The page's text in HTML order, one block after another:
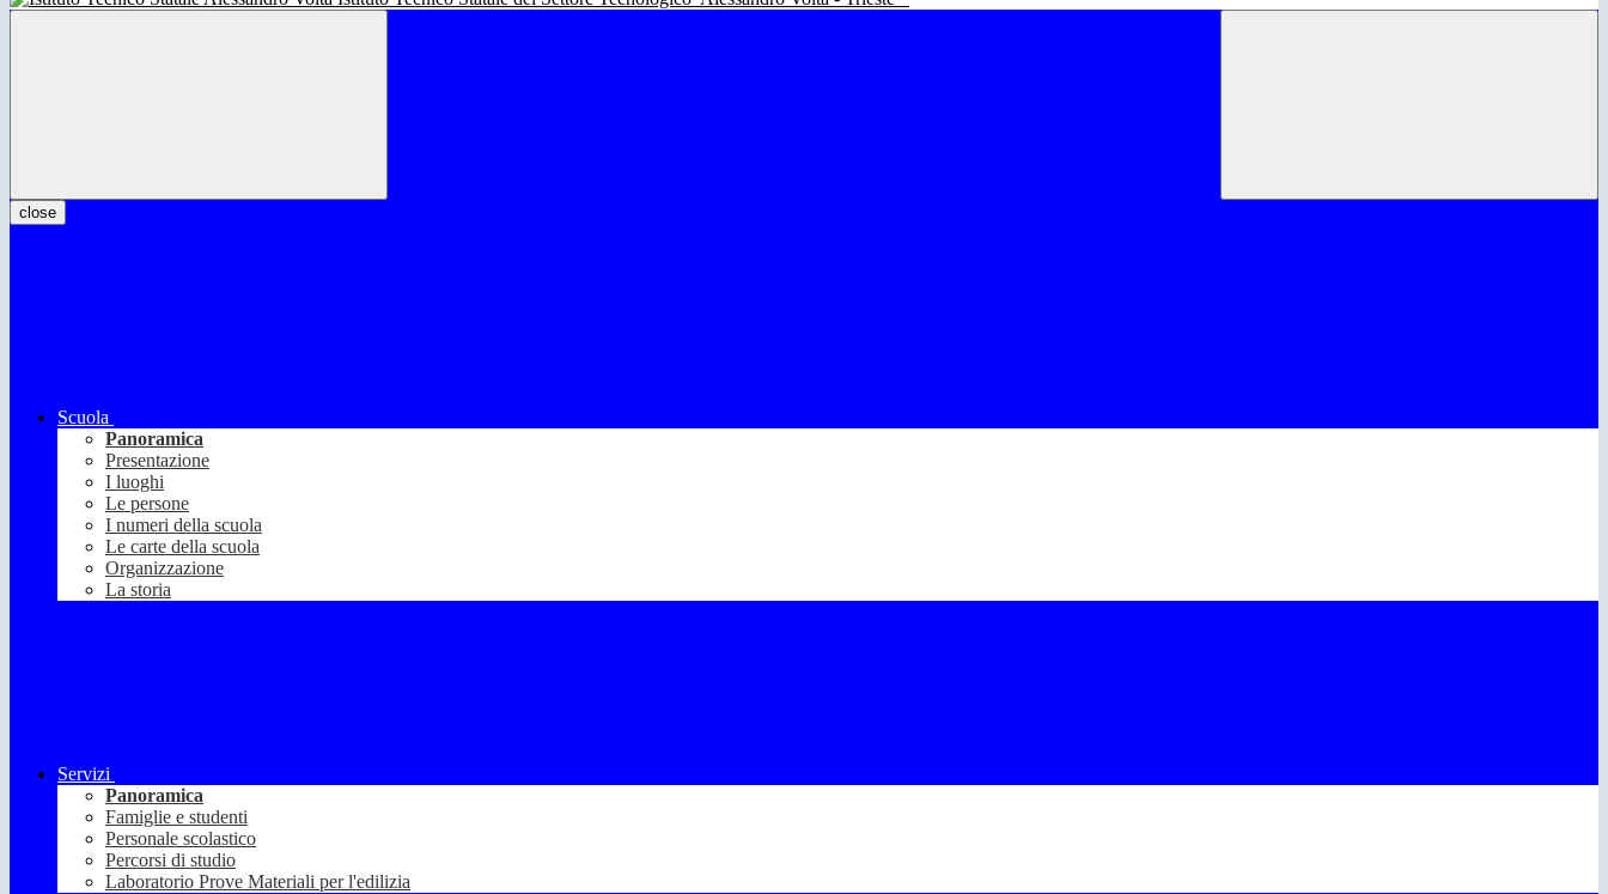
close
Scuola
Panoramica
Presentazione
I luoghi
Le persone
I numeri della scuola
Le carte della scuola
Organizzazione
La storia
Servizi
Panoramica
Famiglie e studenti
Personale scolastico
Percorsi di studio
Laboratorio Prove Materiali per l'edilizia